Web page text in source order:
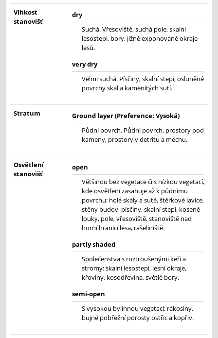
Vlhkost
stanovišť
dry
Suchá. Vřesoviště, suchá pole, skalní
lesostepi, bory, jižně exponované okraje
lesů.
very dry
Velmi suchá. Písčiny, skalní stepi, osluněné
povrchy skal a kamenitých sutí.
Stratum
Ground layer (Preference: Vysoká)
Půdní povrch. Půdní povrch, prostory pod
kameny, prostory v detritu a mechu.
Osvětlení
stanovišť
open
Většinou bez vegetace či s nízkou vegetací,
kde osvětlení zasahuje až k půdnímu
povrchu: holé skály a sutě, štěrkové lavice,
stěny budov, písčiny, skalní stepi, kosené
louky, pole, vřesoviště, stanoviště nad
horní hranicí lesa, rašeliniště.
partly shaded
Společenstva s roztroušenými keři a
stromy: skalní lesostepi, lesní okraje,
křoviny, kosodřevina, světlé bory.
semi-open
S vysokou bylinnou vegetací: rákosiny,
bujné pobřežní porosty ostřic a kopřiv.